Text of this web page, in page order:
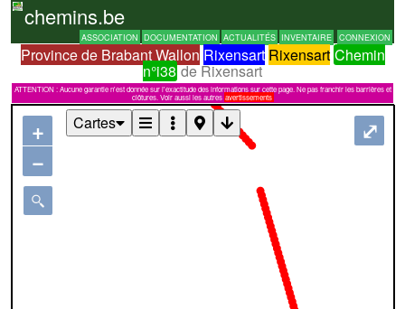
chemins.be
ASSOCIATION DOCUMENTATION ACTUALITÉS INVENTAIRE CONNEXION
Province de Brabant Wallon Rixensart Rixensart Chemin
n°i38de Rixensart
ATTENTION : Aucune garantie n'est donnée sur l'exactitude des informations sur cette page. Ne pas franchir les barrières et
clôtures. Voir aussi les autres avertissements
+
−
⤢
Cartes